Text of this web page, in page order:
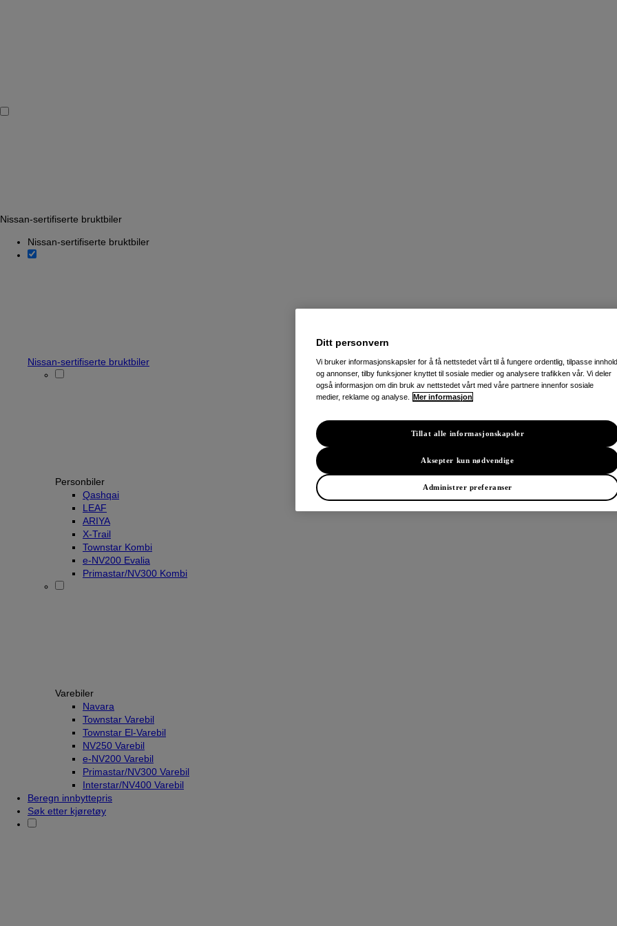
Nissan-sertifiserte bruktbiler
Nissan-sertifiserte bruktbiler
Nissan-sertifiserte bruktbiler
Personbiler
Qashqai
LEAF
ARIYA
X-Trail
Townstar Kombi
e-NV200 Evalia
Primastar/NV300 Kombi
Varebiler
Navara
Townstar Varebil
Townstar El-Varebil
NV250 Varebil
e-NV200 Varebil
Primastar/NV300 Varebil
Interstar/NV400 Varebil
Beregn innbyttepris
Søk etter kjøretøy
Ditt personvern
Vi bruker informasjonskapsler for å få nettstedet vårt til å fungere ordentlig, tilpasse innhold
og annonser, tilby funksjoner knyttet til sosiale medier og analysere trafikken vår. Vi deler
også informasjon om din bruk av nettstedet vårt med våre partnere innenfor sosiale
medier, reklame og analyse.
Mer informasjon
Administrer preferanser
Aksepter kun nødvendige
Tillat alle informasjonskapsler